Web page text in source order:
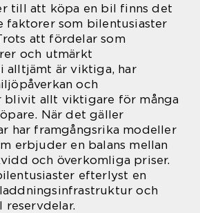
till att köpa en bil finns det
faktorer som bilentusiaster
att fördelar som
och utmärkt
alltjämt är viktiga, har
och
blivit allt viktigare för många
När det gäller
har framgångsrika modeller
erbjuder en balans mellan
och överkomliga priser.
efterlyst en
och